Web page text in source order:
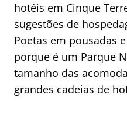
hotéis em Cinque
sugestões de
Poetas em pousadas
porque é um Parque
tamanho das
grandes cadeias de